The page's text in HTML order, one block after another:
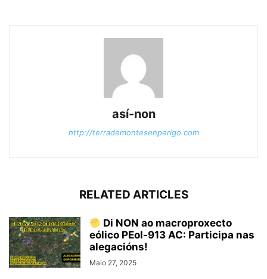
así-non
http://terrademontesenperigo.com
RELATED ARTICLES
Di NON ao macroproxecto
eólico PEol-913 AC: Participa nas
alegacións!
Maio 27, 2025